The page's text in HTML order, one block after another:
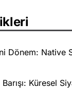
Dönem: Native
Küresel